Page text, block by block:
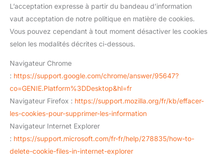
L’acceptation expresse à partir du bandeau d’information
vaut acceptation de notre politique en matière de cookies.
Vous pouvez cependant à tout moment désactiver les cookies
selon les modalités décrites ci-dessous.
Navigateur Chrome
: https://support.google.com/chrome/answer/95647?
co=GENIE.Platform%3DDesktop&hl=fr
Navigateur Firefox : https://support.mozilla.org/fr/kb/effacer-
les-cookies-pour-supprimer-les-information
Navigateur Internet Explorer
: https://support.microsoft.com/fr-fr/help/278835/how-to-
delete-cookie-files-in-internet-explorer